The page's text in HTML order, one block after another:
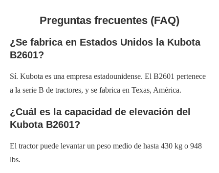
Preguntas frecuentes (FAQ)
¿Se fabrica en Estados Unidos la Kubota
B2601?
Sí. Kubota es una empresa estadounidense. El B2601 pertenece
a la serie B de tractores, y se fabrica en Texas, América.
¿Cuál es la capacidad de elevación del
Kubota B2601?
El tractor puede levantar un peso medio de hasta 430 kg o 948
lbs.